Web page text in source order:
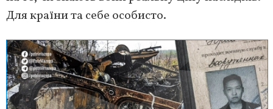
Для країни та себе особисто.